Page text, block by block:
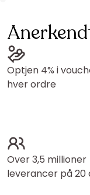
Optjen 4% i
hver ordre
Over 3,5 millioner
leverancer på 20